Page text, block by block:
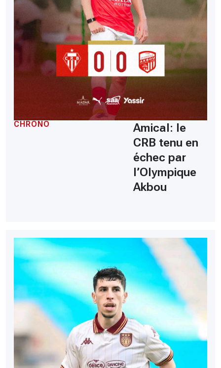
CHRONO
Amical: le
CRB tenu en
échec par
l’Olympique
Akbou